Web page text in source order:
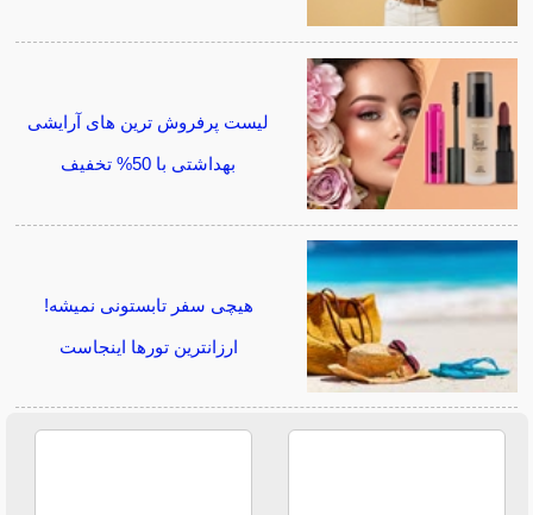
لیست پرفروش ترین های آرایشی
بهداشتی با 50% تخفیف
هیچی سفر تابستونی نمیشه!
ارزانترین تورها اینجاست